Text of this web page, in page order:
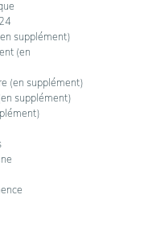
supplément)
(en
(en supplément)
supplément)